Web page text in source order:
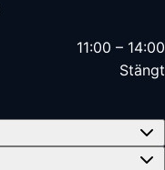
11:00 – 14:00
Stängt